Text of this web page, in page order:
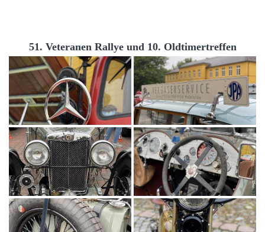
51. Veteranen Rallye und 10. Oldtimertreffen